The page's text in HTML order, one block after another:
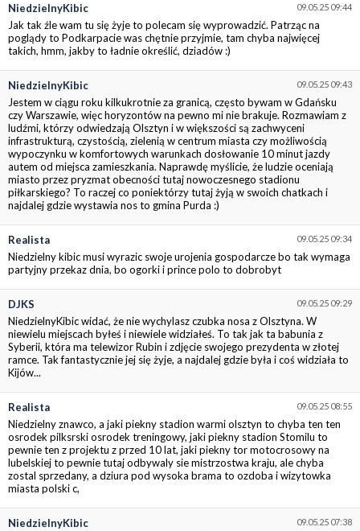
09.05.25 09:44
NiedzielnyKibic
Jak tak źle wam tu się żyje to polecam się wyprowadzić. Patrząc na
poglądy to Podkarpacie was chętnie przyjmie, tam chyba najwięcej
takich, hmm, jakby to ładnie określić, dziadów :)
09.05.25 09:43
NiedzielnyKibic
Jestem w ciągu roku kilkukrotnie za granicą, często bywam w Gdańsku
czy Warszawie, więc horyzontów na pewno mi nie brakuje. Rozmawiam z
ludźmi, którzy odwiedzają Olsztyn i w większości są zachwyceni
infrastrukturą, czystością, zielenią w centrum miasta czy możliwością
wypoczynku w komfortowych warunkach dosłowanie 10 minut jazdy
autem od miejsca zamieszkania. Naprawdę myślicie, że ludzie oceniają
miasto przez pryzmat obecności tutaj nowoczesnego stadionu
piłkarskiego? To raczej co poniektórzy tutaj żyją w swoich chatkach i
najdalej gdzie wystawia nos to gmina Purda :)
09.05.25 09:34
Realista
Niedzielny kibic musi wyrazic swoje urojenia gospodarcze bo tak wymaga
partyjny przekaz dnia, bo ogorki i prince polo to dobrobyt
09.05.25 09:29
DJKS
NiedzielnyKibic widać, że nie wychylasz czubka nosa z Olsztyna. W
niewielu miejscach byłeś i niewiele widziałeś. To tak jak ta babunia z
Syberii, która ma telewizor Rubin i zdjęcie swojego prezydenta w złotej
ramce. Tak fantastycznie jej się żyje, a najdalej gdzie była i coś widziała to
Kijów...
09.05.25 08:55
Realista
Niedzielny znawco, a jaki piekny stadion warmi olsztyn to chyba ten ten
osrodek pilksrski osrodek treningowy, jaki piekny stadion Stomilu to
pewnie ten z projektu z przed 10 lat, jaki piekny tor motocrosowy na
lubelskiej to pewnie tutaj odbywaly sie mistrzostwa kraju, ale chyba
zostal sprzedany, a dziura pod wysoka brama to ozdoba i wizytowka
miasta polski c,
09.05.25 07:38
NiedzielnyKibic